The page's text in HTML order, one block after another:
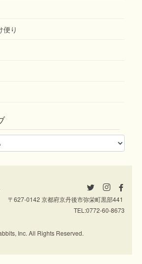
便り
〒627-0142 京都府京丹後市弥栄町黒部441
TEL:0772-60-8673
Inc. All Rights Reserved.